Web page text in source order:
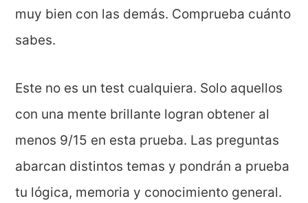
muy bien con las demás. Comprueba cuánto
sabes.
Este no es un test cualquiera. Solo aquellos
con una mente brillante logran obtener al
menos 9/15 en esta prueba. Las preguntas
abarcan distintos temas y pondrán a prueba
tu lógica, memoria y conocimiento general.